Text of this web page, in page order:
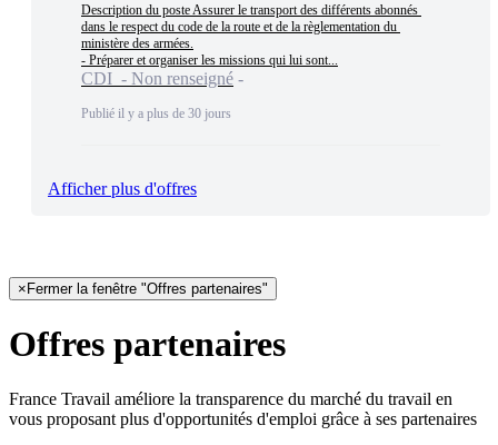
Description du poste Assurer le transport des différents abonnés
dans le respect du code de la route et de la règlementation du
ministère des armées.
- Préparer et organiser les missions qui lui sont...
CDI - Non renseigné
Publié il y a plus de 30 jours
Afficher plus d'offres
× Fermer la fenêtre "Offres partenaires"
Offres partenaires
France Travail améliore la transparence du marché du travail en
vous proposant plus d'opportunités d'emploi grâce à ses partenaires